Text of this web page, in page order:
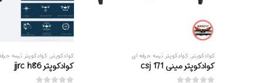
کوادکوپتر,کوادکوپتر نیمه حرفه ای
کوادکوپتر مینی csj 171
کوادکوپتر,کوادکوپتر نیمه
كوادكوپتر jjrc h86